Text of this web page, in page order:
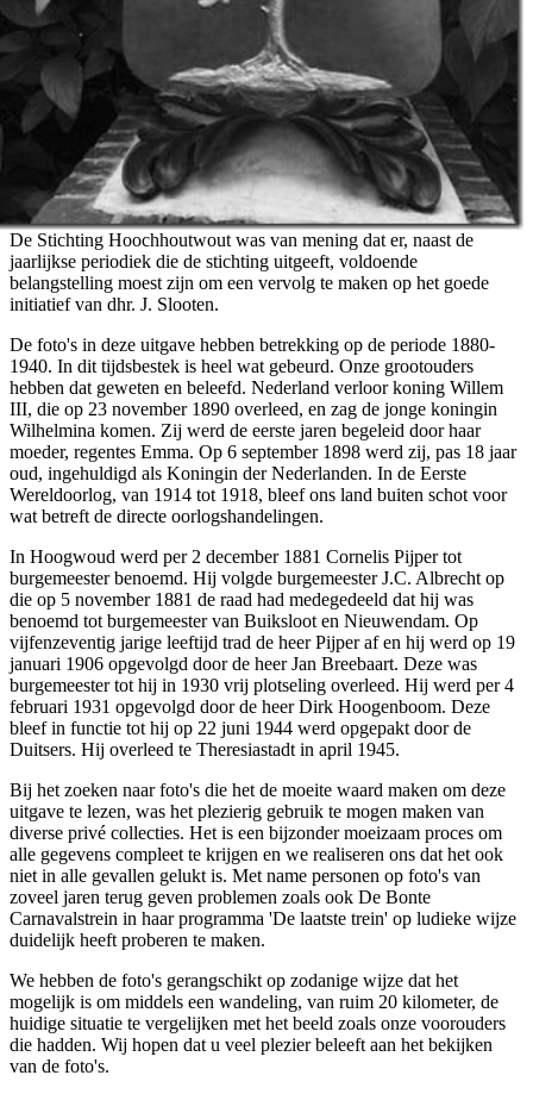
De Stichting Hoochhoutwout was van mening dat er, naast de
jaarlijkse periodiek die de stichting uitgeeft, voldoende
belangstelling moest zijn om een vervolg te maken op het goede
initiatief van dhr. J. Slooten.
De foto's in deze uitgave hebben betrekking op de periode 1880-
1940. In dit tijdsbestek is heel wat gebeurd. Onze grootouders
hebben dat geweten en beleefd. Nederland verloor koning Willem
III, die op 23 november 1890 overleed, en zag de jonge koningin
Wilhelmina komen. Zij werd de eerste jaren begeleid door haar
moeder, regentes Emma. Op 6 september 1898 werd zij, pas 18 jaar
oud, ingehuldigd als Koningin der Nederlanden. In de Eerste
Wereldoorlog, van 1914 tot 1918, bleef ons land buiten schot voor
wat betreft de directe oorlogshandelingen.
In Hoogwoud werd per 2 december 1881 Cornelis Pijper tot
burgemeester benoemd. Hij volgde burgemeester J.C. Albrecht op
die op 5 november 1881 de raad had medegedeeld dat hij was
benoemd tot burgemeester van Buiksloot en Nieuwendam. Op
vijfenzeventig jarige leeftijd trad de heer Pijper af en hij werd op 19
januari 1906 opgevolgd door de heer Jan Breebaart. Deze was
burgemeester tot hij in 1930 vrij plotseling overleed. Hij werd per 4
februari 1931 opgevolgd door de heer Dirk Hoogenboom. Deze
bleef in functie tot hij op 22 juni 1944 werd opgepakt door de
Duitsers. Hij overleed te Theresiastadt in april 1945.
Bij het zoeken naar foto's die het de moeite waard maken om deze
uitgave te lezen, was het plezierig gebruik te mogen maken van
diverse privé collecties. Het is een bijzonder moeizaam proces om
alle gegevens compleet te krijgen en we realiseren ons dat het ook
niet in alle gevallen gelukt is. Met name personen op foto's van
zoveel jaren terug geven problemen zoals ook De Bonte
Carnavalstrein in haar programma 'De laatste trein' op ludieke wijze
duidelijk heeft proberen te maken.
We hebben de foto's gerangschikt op zodanige wijze dat het
mogelijk is om middels een wandeling, van ruim 20 kilometer, de
huidige situatie te vergelijken met het beeld zoals onze voorouders
die hadden. Wij hopen dat u veel plezier beleeft aan het bekijken
van de foto's.